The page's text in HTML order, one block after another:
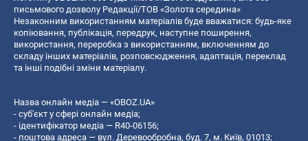
письмового дозволу Редакції/ТОВ «Золота середина»
Незаконним використанням матеріалів буде вважатися: будь-яке
копiювання, публiкацiя, передрук, наступне поширення,
використання, переробка з використанням, включенням до
складу інших матеріалів, розповсюдження, адаптація, переклад
та інші подібні зміни матеріалу.
Назва онлайн медіа — «OBOZ.UA»
- суб'єкт у сфері онлайн медіа;
- ідентифікатор медіа — R40-06156;
- поштова адреса — вул. Деревообробна, буд. 7, м. Київ, 01013;